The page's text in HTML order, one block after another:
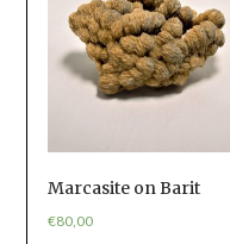
Marcasite on Barit
€80,00